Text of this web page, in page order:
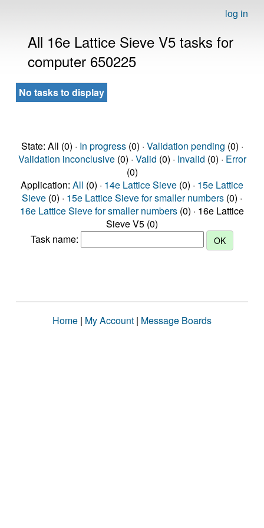
log in
All 16e Lattice Sieve V5 tasks for
computer 650225
No tasks to display
State: All (0) · In progress(0) · Validation pending (0) ·
Validation inconclusive(0) · Valid (0) · Invalid (0) · Error
(0)
Application: All (0) · 14e Lattice Sieve (0) · 15e Lattice
Sieve (0) · 15e Lattice Sieve for smaller numbers (0) ·
16e Lattice Sieve for smaller numbers (0) · 16e Lattice
Sieve V5 (0)
Task name:
Home | My Account | Message Boards